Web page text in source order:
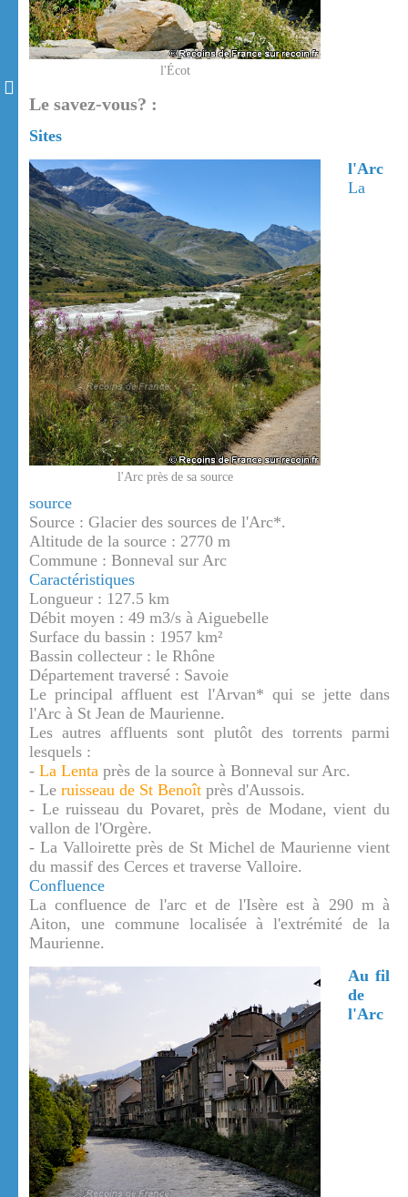
l'Écot
Le savez-vous? :
Sites
l'Arc près de sa source
l'Arc
La
source
Source : Glacier des sources de l'Arc*.
Altitude de la source : 2770 m
Commune : Bonneval sur Arc
Caractéristiques
Longueur : 127.5 km
Débit moyen : 49 m3/s à Aiguebelle
Surface du bassin : 1957 km²
Bassin collecteur : le Rhône
Département traversé : Savoie
Le principal affluent est l'Arvan* qui se jette dans
l'Arc à St Jean de Maurienne.
Les autres affluents sont plutôt des torrents parmi
lesquels :
- La Lenta près de la source à Bonneval sur Arc.
- Le ruisseau de St Benoît près d'Aussois.
- Le ruisseau du Povaret, près de Modane, vient du
vallon de l'Orgère.
- La Valloirette près de St Michel de Maurienne vient
du massif des Cerces et traverse Valloire.
Confluence
La confluence de l'arc et de l'Isère est à 290 m à
Aiton, une commune localisée à l'extrémité de la
Maurienne.
Au fil
de
l'Arc